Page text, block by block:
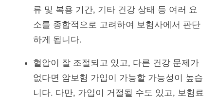
류 및 복용 기간, 기타 건강 상태 등 여러 요
소를 종합적으로 고려하여 보험사에서 판단
하게 됩니다.
혈압이 잘 조절되고 있고, 다른 건강 문제가
없다면 암보험 가입이 가능할 가능성이 높습
니다. 다만, 가입이 거절될 수도 있고, 보험료